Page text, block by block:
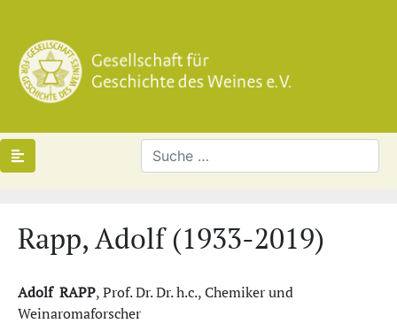
Rapp, Adolf (1933-2019)
Adolf RAPP, Prof. Dr. Dr. h.c., Chemiker und
Weinaromaforscher